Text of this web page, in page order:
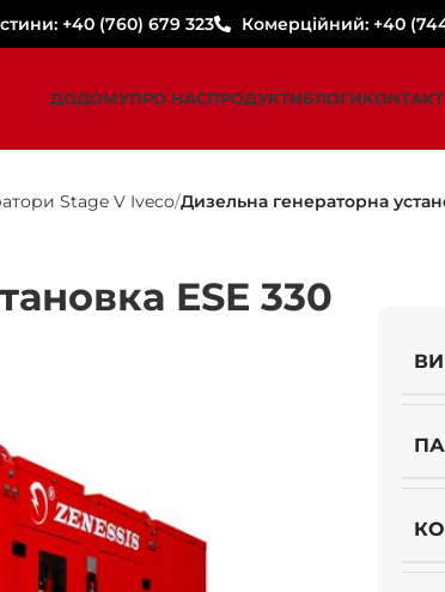
+40 (760) 679 323 Комерційний: +40
ДОДОМУПРО НАСПРОДУКТИБЛОГИКОНТАКТ
Stage V Iveco Дизельна генераторна
ESE 330